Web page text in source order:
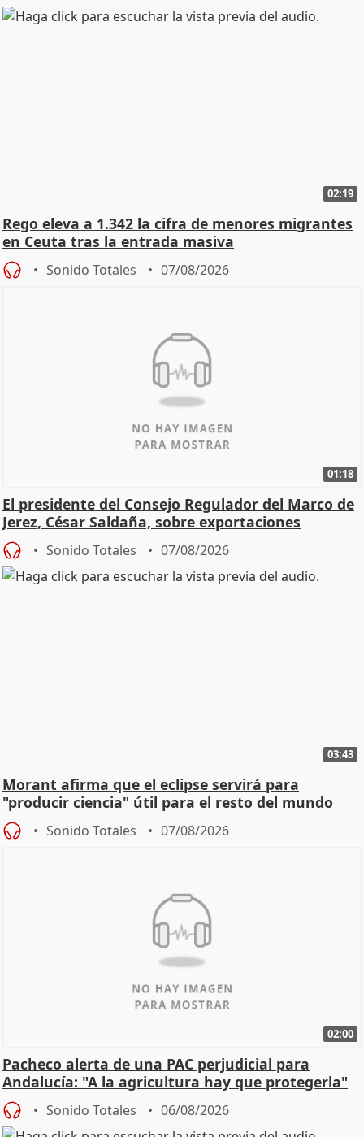
02:19
Rego eleva a 1.342 la cifra de menores migrantes
en Ceuta tras la entrada masiva
Sonido Totales 07/08/2026
01:18
El presidente del Consejo Regulador del Marco de
Jerez, César Saldaña, sobre exportaciones
Sonido Totales 07/08/2026
03:43
Morant afirma que el eclipse servirá para
"producir ciencia" útil para el resto del mundo
Sonido Totales 07/08/2026
02:00
Pacheco alerta de una PAC perjudicial para
Andalucía: "A la agricultura hay que protegerla"
Sonido Totales 06/08/2026